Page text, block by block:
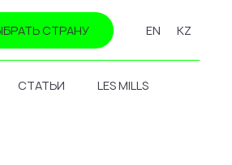
СТРАНУ EN KZ
СТАТЬИ LES MILLS